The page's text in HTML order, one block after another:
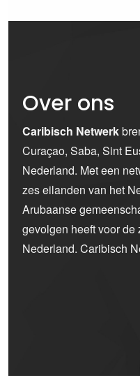
Over ons
Caribisch Netwerk
Curaçao, Saba, Sint
Nederland. Met een
zes eilanden van het
Arubaanse
gevolgen heeft voor
Nederland. Caribisch